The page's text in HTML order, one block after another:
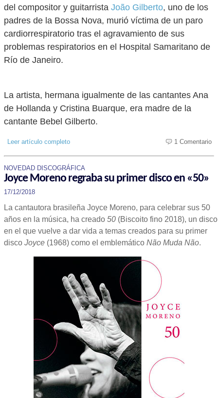
del compositor y guitarrista João Gilberto, uno de los
padres de la Bossa Nova, murió víctima de un paro
cardiorrespiratorio tras el agravamiento de sus
problemas respiratorios en el Hospital Samaritano de
Río de Janeiro.
La artista, hermana igualmente de las cantantes Ana
de Hollanda y Cristina Buarque, era madre de la
cantante Bebel Gilberto.
Leer artículo completo 1 Comentario
NOVEDAD DISCOGRÁFICA
Joyce Moreno regraba su primer disco en «50»
17/12/2018
La cantautora brasileña Joyce Moreno, para celebrar sus 50
años en la música, ha creado 50 (Biscoito fino 2018), un disco
en el que vuelve a dar vida a temas creados para su primer
disco Joyce (1968) como el emblemático Não Muda Não.